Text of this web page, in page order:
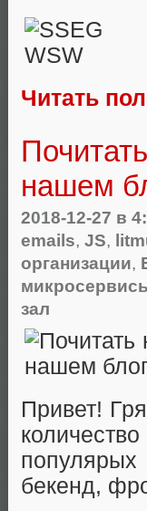
Читать
нашем
2018-12-27 в
emails, JS,
организации,
зал
Привет!
бекенд,